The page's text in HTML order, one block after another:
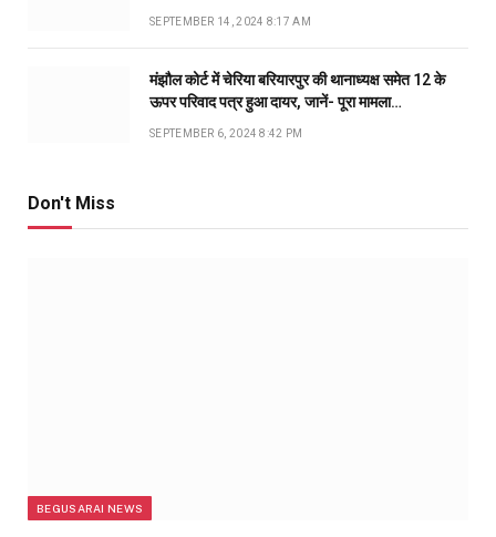
SEPTEMBER 14, 2024 8:17 AM
मंझौल कोर्ट में चेरिया बरियारपुर की थानाध्यक्ष समेत 12 के
ऊपर परिवाद पत्र हुआ दायर, जानें- पूरा मामला…
SEPTEMBER 6, 2024 8:42 PM
Don't Miss
BEGUSARAI NEWS